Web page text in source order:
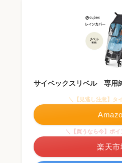
サイベックスリベル 専用
＼【見逃し注意】タ
＼【買うなら今】ポ
楽天市